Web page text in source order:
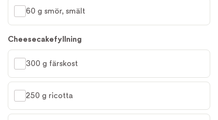
60 g smör, smält
Cheesecakefyllning
300 g färskost
250 g ricotta